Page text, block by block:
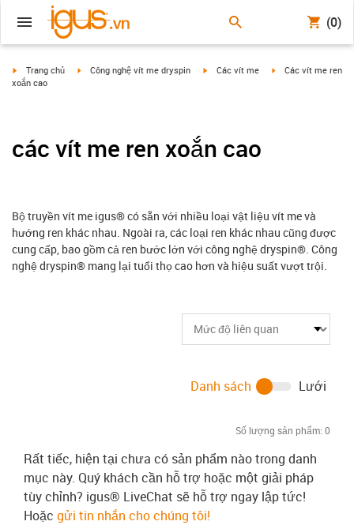
(0)
igus-icon-arrow-right
Trang chủ igus-icon-arrow-right
Công nghệ vít me dryspin igus-icon-arrow-right
Các vít me igus-icon-arrow-
Các vít me ren
xoắn cao
các vít me ren xoắn cao
Bộ truyền vít me igus® có sẵn với nhiều loại vật liệu vít me và
hướng ren khác nhau. Ngoài ra, các loại ren khác nhau cũng được
cung cấp, bao gồm cả ren bước lớn với công nghệ dryspin®. Công
nghệ dryspin® mang lại tuổi thọ cao hơn và hiệu suất vượt trội.
Số lượng sản phẩm: 0
Danh sách Lưới
Rất tiếc, hiện tại chưa có sản phẩm nào trong danh
mục này. Quý khách cần hỗ trợ hoặc một giải pháp
tùy chỉnh? igus® LiveChat sẽ hỗ trợ ngay lập tức!
Hoặc gửi tin nhắn cho chúng tôi!